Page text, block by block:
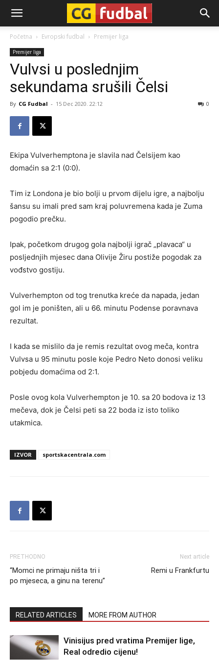
CG-
Fudbal
Početna Evropski fudbal Premijer liga
Premijer liga
Vulvsi u poslednjim
sekundama srušili Čelsi
By CG Fudbal - 15 Dec 2020. 22:12 0
Ekipa Vulverhemptona je slavila nad Čelsijem kao
domaćin sa 2:1 (0:0).
Tim iz Londona je bio bolji u prvom dijelu igre, a najbolju
šansu su imali pred sam kraj poluvremena kada je Zuma
pogodio prečku.
Ipak, početkom drugog gola najbolji igrač „plavaca“ u
posljednjih mjesec dana Olivije Žiru postiže pogodak za
vođstvo gostiju.
Vulverhempton od tog trenutka kreće da napada, jedan
gol im je poništen, ali u 66. minutu Podense poravnava
rezultat.
I kada se mislilo da je remis rezultat ovog meča, kontra
Vulvsa u 95 minutu posle koje Pedro Neto donosi veliku
pobjedu domaćima od 2:1.
Posle ovog kola Vulverhempton je 10. sa 20 bodova iz 13
mečeva, dok je Čelsi peti sa 22 boda iz isto toliko
utakmica.
IZVOR sportskacentrala.com
PRETHODNO
“Momci ne primaju ništa tri i
po mjeseca, a ginu na terenu”
Next article
Remi u Frankfurtu
RELATED ARTICLES MORE FROM AUTHOR
Vinisijus pred vratima Premijer lige,
Real odredio cijenu!